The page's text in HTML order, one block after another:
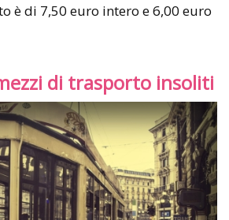
è di 7,50 euro intero e 6,00 euro
di trasporto insoliti